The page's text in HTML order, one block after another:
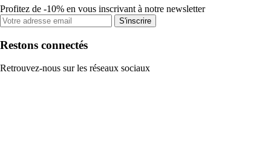
Profitez de -10% en vous inscrivant à notre newsletter
S'inscrire
Restons connectés
Retrouvez-nous sur les réseaux sociaux